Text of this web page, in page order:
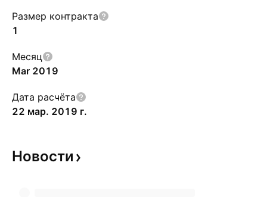
Размер контракта
1
Месяц
Mar 2019
Дата расчёта
22 мар. 2019 г.
Новости